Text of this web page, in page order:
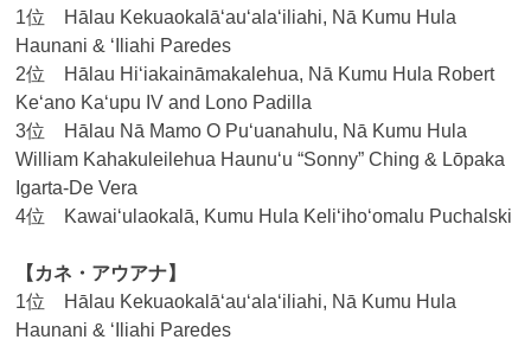
1位 Hālau Kekuaokalā‘au‘ala‘iliahi, Nā Kumu Hula
Haunani & ʻIliahi Paredes
2位 Hālau Hi‘iakaināmakalehua, Nā Kumu Hula Robert
Keʻano Kaʻupu IV and Lono Padilla
3位 Hālau Nā Mamo O Pu‘uanahulu, Nā Kumu Hula
William Kahakuleilehua Haunuʻu “Sonny” Ching & Lōpaka
Igarta-De Vera
4位 Kawai‘ulaokalā, Kumu Hula Keliʻihoʻomalu Puchalski
【カネ・アウアナ】
1位 Hālau Kekuaokalā‘au‘ala‘iliahi, Nā Kumu Hula
Haunani & ʻIliahi Paredes